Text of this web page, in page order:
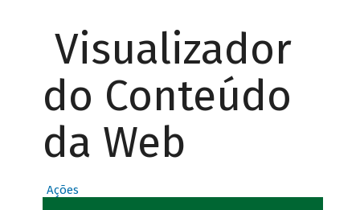
Visualizador
do Conteúdo
da Web
Ações